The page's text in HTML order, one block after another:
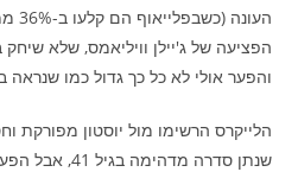
הפציעה של ג'יילן וויליאמס, שלא
והפער אולי לא כל כך גדול כמו
הלייקרס הרשימו מול יוסטון מפורקת
שנתן סדרה